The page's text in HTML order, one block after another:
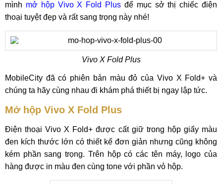
mình mở hộp Vivo X Fold Plus để mục sở thị chiếc điện
thoại tuyệt đẹp và rất sang trọng này nhé!
Vivo X Fold Plus
MobileCity đã có phiên bản màu đỏ của Vivo X Fold+ và
chúng ta hãy cùng nhau đi khám phá thiết bị ngay lập tức.
Mở hộp Vivo X Fold Plus
Điện thoại Vivo X Fold+ được cất giữ trong hộp giấy màu
đen kích thước lớn có thiết kế đơn giản nhưng cũng không
kém phần sang trọng. Trên hộp có các tên máy, logo của
hàng được in màu đen cùng tone với phần vỏ hộp.